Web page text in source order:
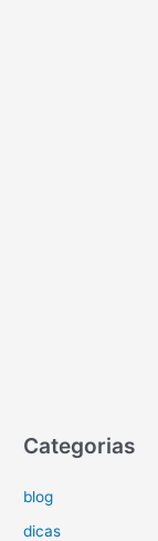
Categorias
blog
dicas